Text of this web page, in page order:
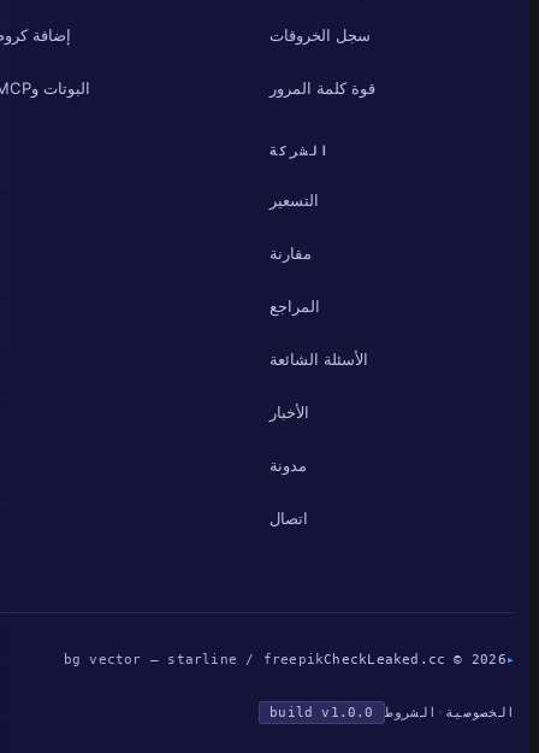
سجل الخروقات
قوة كلمة المرور
إضافة كروم
البوتات وMCP
الشركة
التسعير
مقارنة
المراجع
الأسئلة الشائعة
الأخبار
مدونة
اتصال
CheckLeaked.cc © 2026
bg vector — starline / freepik
الخصوصية·الشروط build v1.0.0